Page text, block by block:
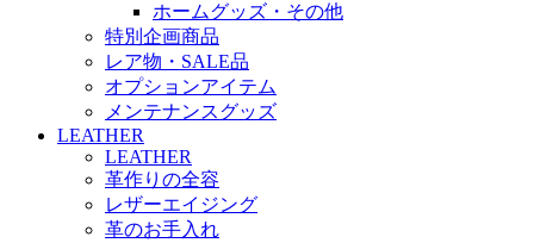
ホームグッズ・その他
特別企画商品
レア物・SALE品
オプションアイテム
メンテナンスグッズ
LEATHER
LEATHER
革作りの全容
レザーエイジング
革のお手入れ